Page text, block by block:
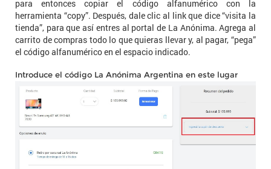
para entonces copiar el código alfanumérico con la
herramienta “copy”. Después, dale clic al link que dice “visita la
tienda”, para que así entres al portal de La Anónima. Agrega al
carrito de compras todo lo que quieras llevar y, al pagar, “pega”
el código alfanumérico en el espacio indicado.
Introduce el código La Anónima Argentina en este lugar